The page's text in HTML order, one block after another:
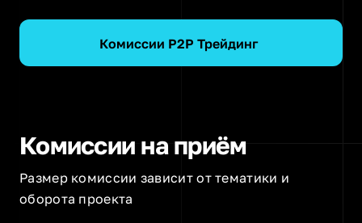
Комиссии P2P Трейдинг
Комиссии на приём
Размер комиссии зависит от тематики и
оборота проекта